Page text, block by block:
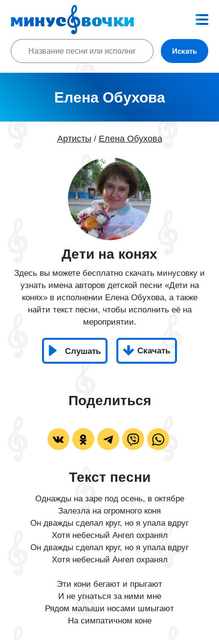
Искать
Елена Обухова
Артисты / Елена Обухова
Дети на конях
Здесь вы можете бесплатно скачать минусовку и
узнать имена авторов детской песни «Дети на
конях» в исполнении Елена Обухова, а также
найти текст песни, чтобы исполнить её на
мероприятии.
Слушать Скачать
Поделиться
Текст песни
Однажды на заре под осень, в октябре
Залезла на огромного коня
Он дважды сделал круг, но я упала вдруг
Хотя небесный Ангел охранял
Он дважды сделал круг, но я упала вдруг
Хотя небесный Ангел охранял
Эти кони бегают и прыгают
И не угнаться за ними мне
Рядом малыши носами шмыгают
На симпатичном коне